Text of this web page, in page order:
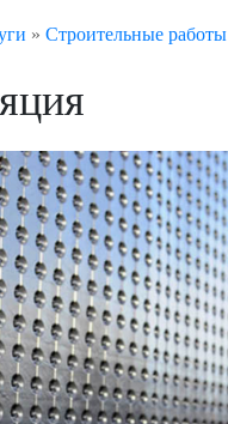
» Строительные работы